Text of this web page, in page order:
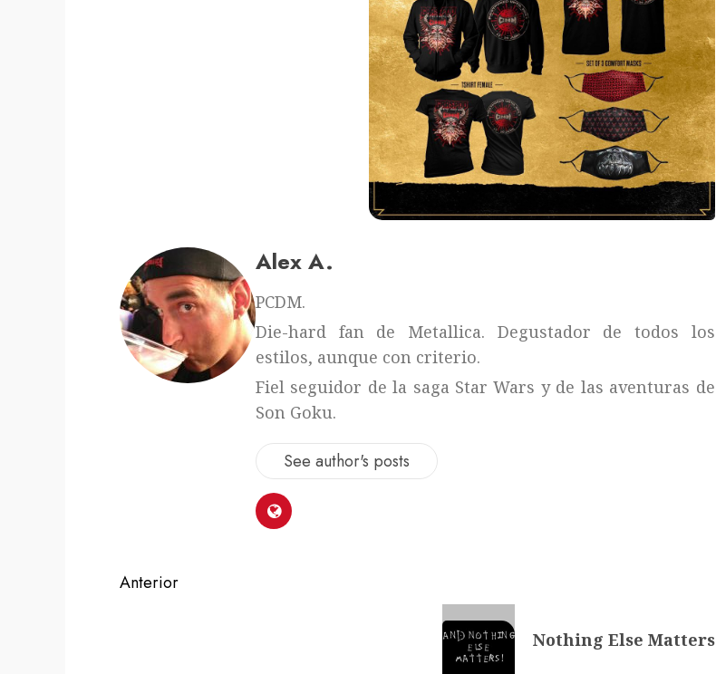
Alex A.
PCDM.
Die-hard fan de Metallica. Degustador de todos los
estilos, aunque con criterio.
Fiel seguidor de la saga Star Wars y de las aventuras de
Son Goku.
See author's posts
Navegación
Anterior
Nothing Else Matters